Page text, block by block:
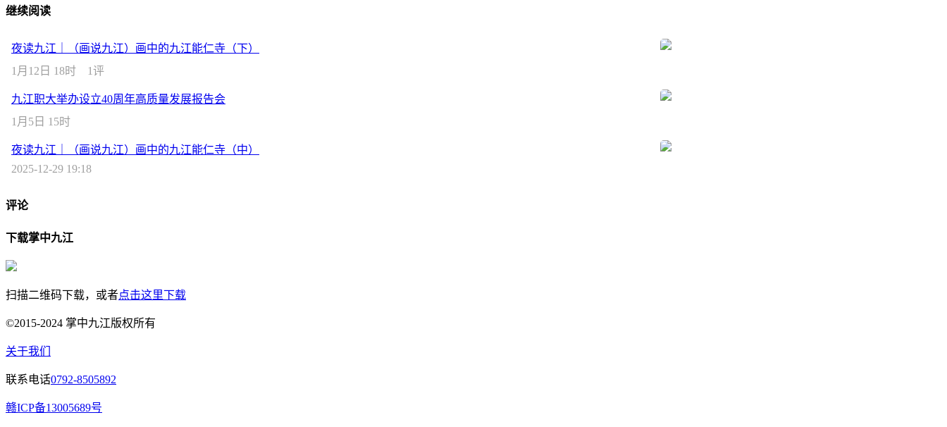
继续阅读
夜读九江｜（画说九江）画中的九江能仁寺（下）
1月12日 18时
1评
九江职大举办设立40周年高质量发展报告会
1月5日 15时
夜读九江｜（画说九江）画中的九江能仁寺（中）
2025-12-29 19:18
评论
下载掌中九江
扫描二维码下载，或者点击这里下载
©2015-2024 掌中九江版权所有
关于我们
联系电话0792-8505892
赣ICP备13005689号